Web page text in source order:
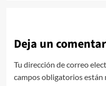
Deja un
Tu dirección de correo
campos obligatorios están